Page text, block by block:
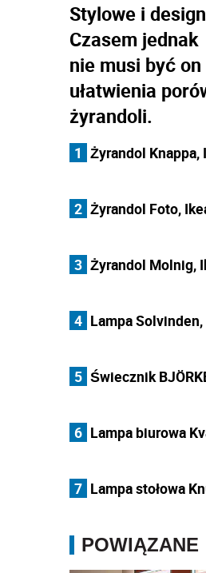
Stylowe i
Czasem
nie musi być
ułatwienia
żyrandoli.
1 Żyrandol Knappa,
2 Żyrandol Foto,
3 Żyrandol Molnig,
4 Lampa Solvinden,
5 Świecznik
6 Lampa biurowa
7 Lampa stołowa
POWIĄZANE